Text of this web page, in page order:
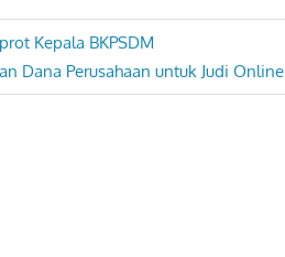
Kepala BKPSDM
Dana Perusahaan untuk Judi Online